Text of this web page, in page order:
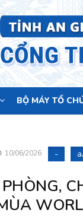
BỘ MÁY TỔ
10/06/2026 -